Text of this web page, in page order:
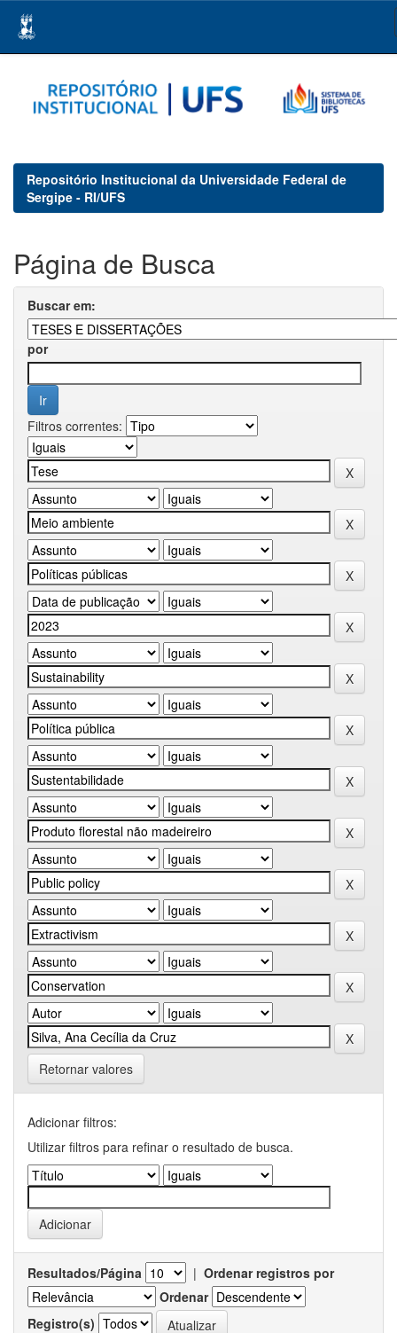
navigation
Repositório Institucional da Universidade Federal de
Sergipe - RI/UFS
Página de Busca
Buscar em:
por
Filtros correntes:
Retornar valores
Adicionar filtros:
Utilizar filtros para refinar o resultado de busca.
Resultados/Página | Ordenar registros por
Ordenar
Registro(s)